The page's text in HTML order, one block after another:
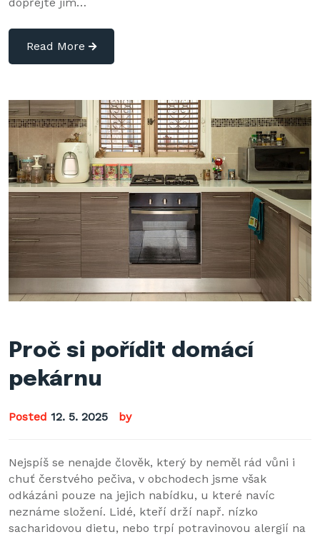
Read More
Proč si pořídit domácí
pekárnu
Posted 12. 5. 2025 by
Nejspíš se nenajde člověk, který by neměl rád vůni i
chuť čerstvého pečiva, v obchodech jsme však
odkázáni pouze na jejich nabídku, u které navíc
neznáme složení. Lidé, kteří drží např. nízko
sacharidovou dietu, nebo trpí potravinovou alergií na